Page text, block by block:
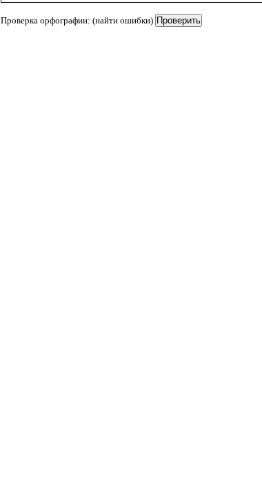
Проверка орфографии: (найти ошибки)